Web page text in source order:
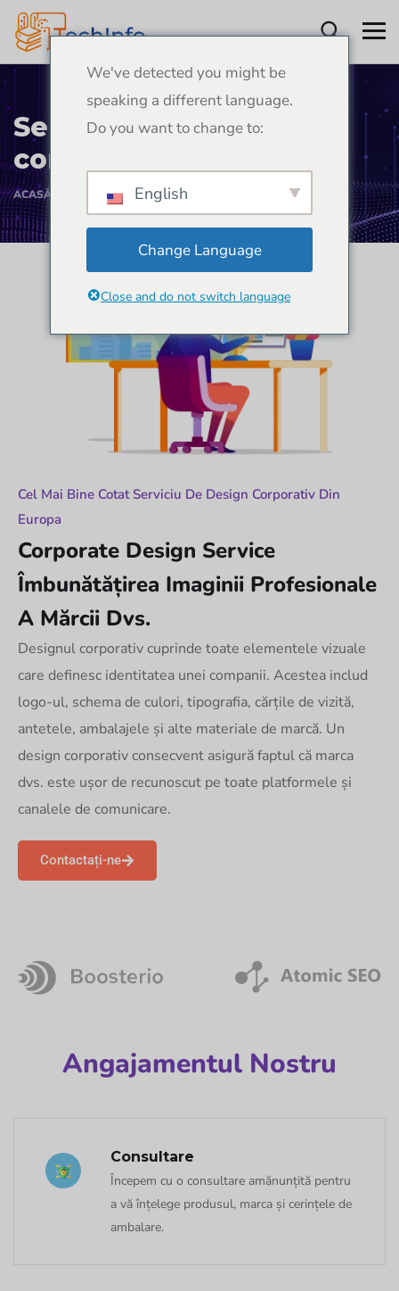
Serviciul de design
corporativ
ACASĂ SERVICIUL DE DESIGN CORPORATIV
Cel Mai Bine Cotat Serviciu De Design Corporativ Din
Europa
Corporate Design Service
Îmbunătățirea Imaginii Profesionale
A Mărcii Dvs.
Designul corporativ cuprinde toate elementele vizuale
care definesc identitatea unei companii. Acestea includ
logo-ul, schema de culori, tipografia, cărțile de vizită,
antetele, ambalajele și alte materiale de marcă. Un
design corporativ consecvent asigură faptul că marca
dvs. este ușor de recunoscut pe toate platformele și
canalele de comunicare.
Contactați-ne
Angajamentul Nostru
Consultare
Începem cu o consultare amănunțită pentru
a vă înțelege produsul, marca și cerințele de
ambalare.
We've detected you might be
speaking a different language.
Do you want to change to:
English
Change Language
Close and do not switch language